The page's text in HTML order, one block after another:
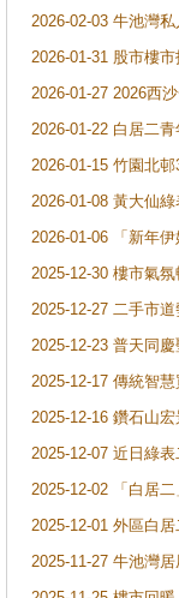
2026-02-03 牛池灣
2026-01-31 股市樓
2026-01-27 2026西
2026-01-22 白居二
2026-01-15 竹園北
2026-01-08 黃大仙
2026-01-06 「新年
2025-12-30 樓市氣
2025-12-27 二手市
2025-12-23 普天同
2025-12-17 傳統智
2025-12-16 鑽石山
2025-12-07 近日綠
2025-12-02 「白居
2025-12-01 外區白
2025-11-27 牛池灣